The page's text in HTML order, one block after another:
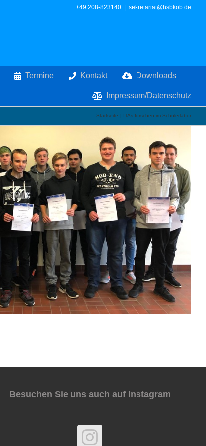
+49 208-823140 sekretariat@hsbkob.de
Termine Kontakt Downloads
Impressum/Datenschutz
Startseite ITAs forschen im Schülerlabor
Besuchen Sie uns auch auf Instagram